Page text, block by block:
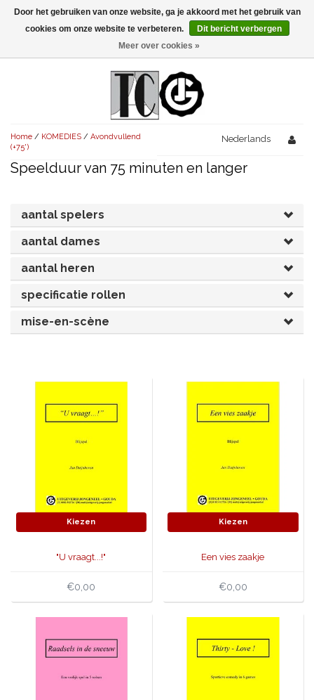
Menu
AVONDVULLEND (+75')
KORT (-30')
OVERIG (30'-75')
UITGELICHT!
AVONDVULLEND (+75')
KORT (-30')
OVERIG (30'-75')
UITGELICHT!
THRILLERS
AVONDVULLEND (+75')
OVERIG (30'-75')
SENIORENTONEEL
KORT (-30')
OVERIG (30'-75')
UITGELICHT!
SPEKTAKELSTUKKEN
JUBILEUMSTUK
KOSTUUMSTUK
MUSICAL
OVERIG
SINTERKLAASTONEEL
KERSTTONEEL
PAASTONEEL
HANDBOEKEN
SKETCHES
RECHTEN REGELEN
Home / KOMEDIES / Avondvullend
(+75')
Nederlands
Speelduur van 75 minuten en langer
aantal spelers
aantal dames
aantal heren
specificatie rollen
mise-en-scène
Kiezen
"U vraagt...!"
€0,00
Kiezen
Een vies zaakje
€0,00
Door het gebruiken van onze website, ga je akkoord met het gebruik van
cookies om onze website te verbeteren.
Dit bericht verbergen
Meer over cookies »